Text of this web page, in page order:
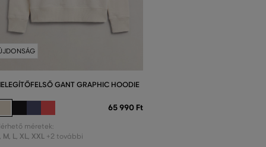
GANT GRAPHIC HOODIE
65 990 Ft
méretek:
, M, L, XL, XXL +2 további